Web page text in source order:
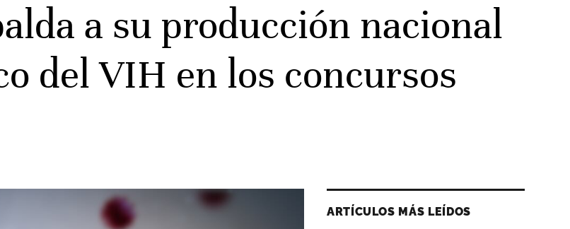
a su producción nacional
del VIH en los concursos
ARTÍCULOS MÁS LEÍDOS